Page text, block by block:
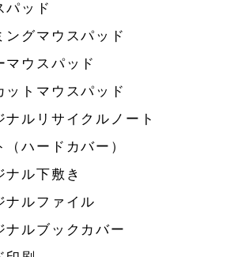
パッド
ングマウスパッド
マウスパッド
ットマウスパッド
ナルリサイクルノート
（ハードカバー）
ナル下敷き
ナルファイル
ナルブックカバー